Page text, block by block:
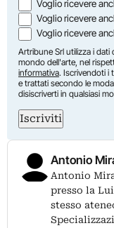
Voglio ricevere
Voglio ricevere
Voglio ricevere
Artribune Srl utilizza i
mondo dell'arte, nel
informativa. Iscrivendoti i
e trattati secondo le
disiscriverti in qualsiasi
Iscriviti
Antonio
Antonio
presso la
stesso